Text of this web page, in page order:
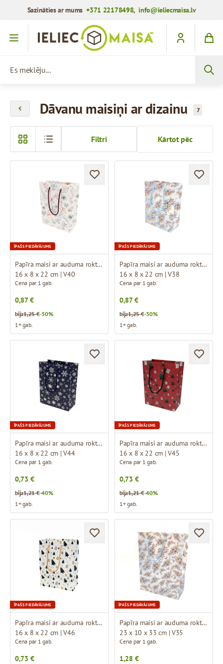
Sazināties ar mums+371 22178498,info@ieliecmaisa.lv
Iet uz saturu
Dāvanu maisiņi ar dizainu 7
Kārtot pēc
Filtri
ĪPAŠS PIEDĀVĀJUMS
Papīra maisi ar auduma rokturiem un dizainu
16 x 8 x 22 cm | V40
Cena par 1 gab.
0,87 €
bija1,25 €-30%
1+ gab.
ĪPAŠS PIEDĀVĀJUMS
Papīra maisi ar auduma rokturiem un dizainu
16 x 8 x 22 cm | V38
Cena par 1 gab.
0,87 €
bija1,25 €-30%
1+ gab.
ĪPAŠS PIEDĀVĀJUMS
Papīra maisi ar auduma rokturiem un dizainu
16 x 8 x 22 cm | V44
Cena par 1 gab.
0,73 €
bija1,21 €-40%
1+ gab.
ĪPAŠS PIEDĀVĀJUMS
Papīra maisi ar auduma rokturiem un dizainu
16 x 8 x 22 cm | V45
Cena par 1 gab.
0,73 €
bija1,21 €-40%
1+ gab.
ĪPAŠS PIEDĀVĀJUMS
Papīra maisi ar auduma rokturiem un dizainu
16 x 8 x 22 cm | V46
Cena par 1 gab.
0,73 €
ĪPAŠS PIEDĀVĀJUMS
Papīra maisi ar auduma rokturiem un dizainu
23 x 10 x 33 cm | V35
Cena par 1 gab.
1,28 €